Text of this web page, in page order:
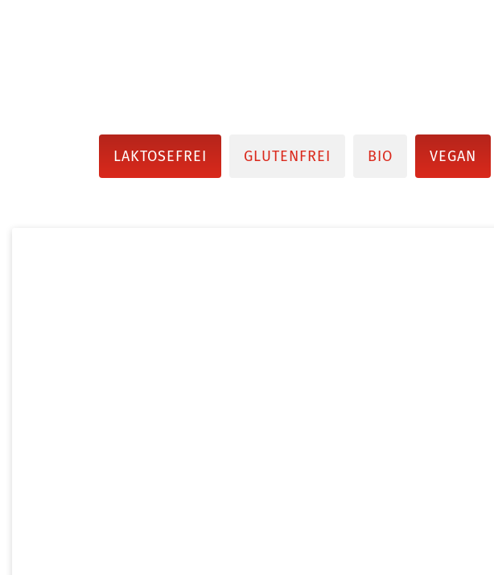
LAKTOSEFREI GLUTENFREI BIO VEGAN